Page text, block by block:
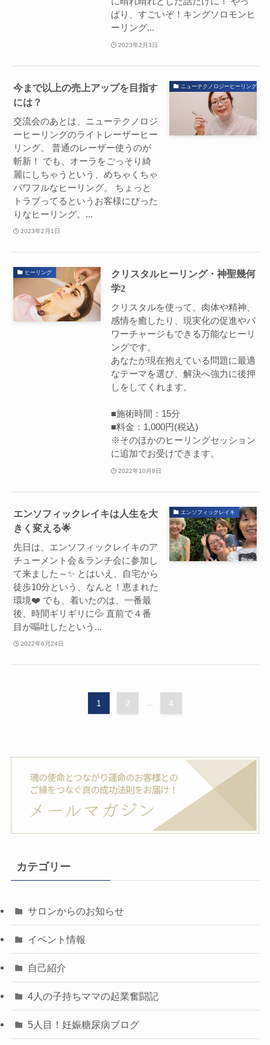
ぱり、すごいぞ！キングソロモンヒ
ーリング...
2023年2月3日
ニューテクノロジーヒーリングシス
今まで以上の売上アップを目指す
には？
交流会のあとは、ニューテクノロジ
ーヒーリングのライトレーザーヒー
リング。 普通のレーザー使うのが
斬新！ でも、オーラをごっそり綺
麗にしちゃうという、めちゃくちゃ
パワフルなヒーリング。 ちょっと
トラブってるというお客様にぴった
りなヒーリング。...
2023年2月1日
ヒーリング
クリスタルヒーリング・神聖幾何
学2
クリスタルを使って、肉体や精神、
感情を癒したり、現実化の促進やパ
ワーチャージもできる万能なヒーリ
ングです。
あなたが現在抱えている問題に最適
なテーマを選び、解決へ強力に後押
しをしてくれます。
■施術時間：15分
■料金：1,000円(税込)
※そのほかのヒーリングセッション
に追加でお受けできます。
2022年10月8日
エンソフィックレイキ
エンソフィックレイキは人生を大
きく変える🌟
先日は、エンソフィックレイキのア
チューメント会＆ランチ会に参加し
て来ました～✨ とはいえ、自宅から
徒歩10分という、なんと！恵まれた
環境❤️ でも、着いたのは、一番最
後、時間ギリギリに💦 直前で４番
目が嘔吐したという...
2022年6月24日
1 2 ... 4
カテゴリー
サロンからのお知らせ
イベント情報
自己紹介
4人の子持ちママの起業奮闘記
5人目！妊娠糖尿病ブログ